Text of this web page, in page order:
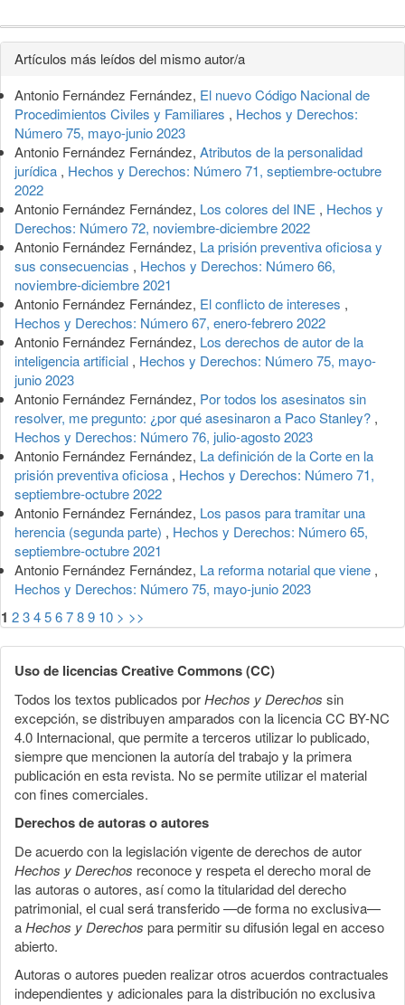
Detalles
del
artículo
Artículos más leídos del mismo autor/a
Antonio Fernández Fernández, El nuevo Código Nacional de
Procedimientos Civiles y Familiares , Hechos y Derechos:
Número 75, mayo-junio 2023
Antonio Fernández Fernández, Atributos de la personalidad
jurídica , Hechos y Derechos: Número 71, septiembre-octubre
2022
Antonio Fernández Fernández, Los colores del INE , Hechos y
Derechos: Número 72, noviembre-diciembre 2022
Antonio Fernández Fernández, La prisión preventiva oficiosa y
sus consecuencias , Hechos y Derechos: Número 66,
noviembre-diciembre 2021
Antonio Fernández Fernández, El conflicto de intereses ,
Hechos y Derechos: Número 67, enero-febrero 2022
Antonio Fernández Fernández, Los derechos de autor de la
inteligencia artificial , Hechos y Derechos: Número 75, mayo-
junio 2023
Antonio Fernández Fernández, Por todos los asesinatos sin
resolver, me pregunto: ¿por qué asesinaron a Paco Stanley? ,
Hechos y Derechos: Número 76, julio-agosto 2023
Antonio Fernández Fernández, La definición de la Corte en la
prisión preventiva oficiosa , Hechos y Derechos: Número 71,
septiembre-octubre 2022
Antonio Fernández Fernández, Los pasos para tramitar una
herencia (segunda parte) , Hechos y Derechos: Número 65,
septiembre-octubre 2021
Antonio Fernández Fernández, La reforma notarial que viene ,
Hechos y Derechos: Número 75, mayo-junio 2023
1 23456789 10 > >>
Uso de licencias Creative Commons (CC)
Todos los textos publicados porHechos y Derechos sin
excepción, se distribuyen amparados con la licencia CC BY-NC
4.0 Internacional, que permite a terceros utilizar lo publicado,
siempre que mencionen la autoría del trabajo y la primera
publicación en esta revista. No se permite utilizar el material
con fines comerciales.
Derechos de autoras o autores
De acuerdo con la legislación vigente de derechos de autor
Hechos y Derechos reconoce y respeta el derecho moral de
las autoras o autores, así como la titularidad del derecho
patrimonial, el cual será transferido —de forma no exclusiva—
aHechos y Derechos para permitir su difusión legal en acceso
abierto.
Autoras o autores pueden realizar otros acuerdos contractuales
independientes y adicionales para la distribución no exclusiva